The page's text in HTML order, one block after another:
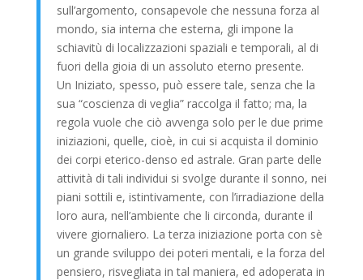
sull’argomento, consapevole che nessuna forza al
mondo, sia interna che esterna, gli impone la
schiavitù di localizzazioni spaziali e temporali, al di
fuori della gioia di un assoluto eterno presente.
Un Iniziato, spesso, può essere tale, senza che la
sua “coscienza di veglia” raccolga il fatto; ma, la
regola vuole che ciò avvenga solo per le due prime
iniziazioni, quelle, cioè, in cui si acquista il dominio
dei corpi eterico-denso ed astrale. Gran parte delle
attività di tali individui si svolge durante il sonno, nei
piani sottili e, istintivamente, con l’irradiazione della
loro aura, nell’ambiente che li circonda, durante il
vivere giornaliero. La terza iniziazione porta con sè
un grande sviluppo dei poteri mentali, e la forza del
pensiero, risvegliata in tal maniera, ed adoperata in